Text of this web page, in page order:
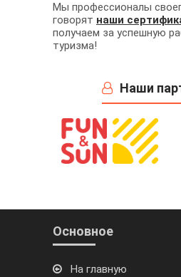
Мы профессионалы
говорят наши
получаем за успешную
туризма!
Наши
Основное
На главную